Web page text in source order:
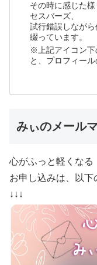
その時に感じた
セスバーズ、
試行錯誤しなが
綴っています。
※上記アイコン下
と、プロフィー
みぃのメール
心がふっと軽くなる
お申し込みは、以下
↓↓↓